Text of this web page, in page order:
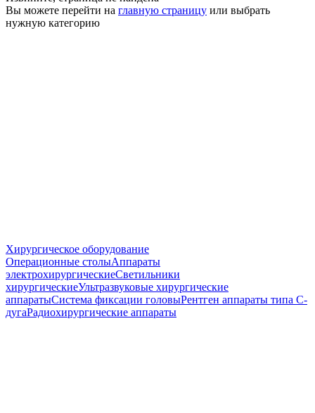
Вы можете перейти на главную страницу или выбрать
нужную категорию
Хирургическое оборудование
Операционные столыАппараты
электрохирургическиеСветильники
хирургическиеУльтразвуковые хирургические
аппаратыСистема фиксации головыРентген аппараты типа С-
дугаРадиохирургические аппараты